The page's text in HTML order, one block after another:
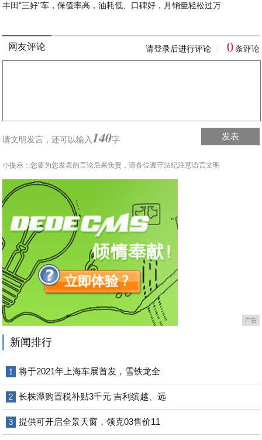
丰田"三好"车，保值率高，油耗低、口碑好，月销量轻松过万
网友评论 请登录后进行评论 0 条评论
请文明发言，还可以输入 140字 发表
小提示：您要为您发表的言论后果负责，请各位遵守法纪注意语言文明
广告
新闻排行
1 将于2021年上海车展首发，雪铁龙全
2 长株潭购置税补贴3千元 吉利缤越、远
3 提供可开启全景天窗，领克03售价11